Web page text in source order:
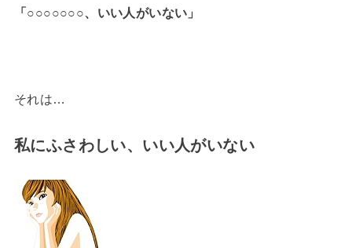
「○○○○○○○、いい人がいない」
それは…
私にふさわしい、いい人がいない